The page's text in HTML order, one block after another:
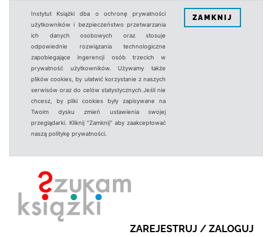
Instytut Książki dba o ochronę prywatności
użytkowników i bezpieczeństwo przetwarzania
ich danych osobowych oraz stosuje
odpowiednie rozwiązania technologiczne
zapobiegające ingerencji osób trzecich w
prywatność użytkowników. Używamy także
plików cookies, by ułatwić korzystanie z naszych
serwisów oraz do celów statystycznych.Jeśli nie
chcesz, by pliki cookies były zapisywane na
Twoim dysku zmień ustawienia swojej
przeglądarki. Kliknij "Zamknij" aby zaakceptować
naszą politykę prywatności.
ZAMKNIJ
ZAREJESTRUJ / ZALOGUJ